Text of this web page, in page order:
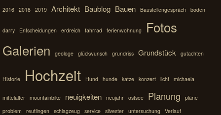
2016 2018 2019 Architekt Baublog Bauen Baustellengespräch boden
darry Entscheidungen erdreich fahrrad ferienwohnung
Fotos
Galerien
geologe glückwunsch grundriss Grundstück gutachten
Historie Hochzeit Hund hunde katze konzert licht michaela
mittelalter mountainbike neuigkeiten neujahr ostsee Planung
pläne
problem
reutlingen schlagzeug service silvester untersuchung Verlauf